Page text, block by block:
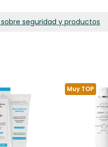
seguridad y productos
Muy TOP